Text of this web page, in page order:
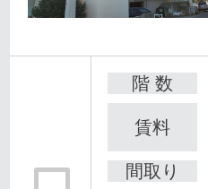
階 数
賃料
間取り